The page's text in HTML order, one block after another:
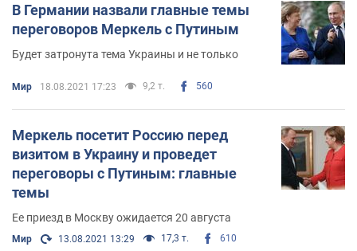
В Германии назвали главные темы
переговоров Меркель с Путиным
Будет затронута тема Украины и не только
Мир 18.08.2021 17:23 9,2 т. 560
Меркель посетит Россию перед
визитом в Украину и проведет
переговоры с Путиным: главные
темы
Ее приезд в Москву ожидается 20 августа
Мир 13.08.2021 13:29 17,3 т. 610